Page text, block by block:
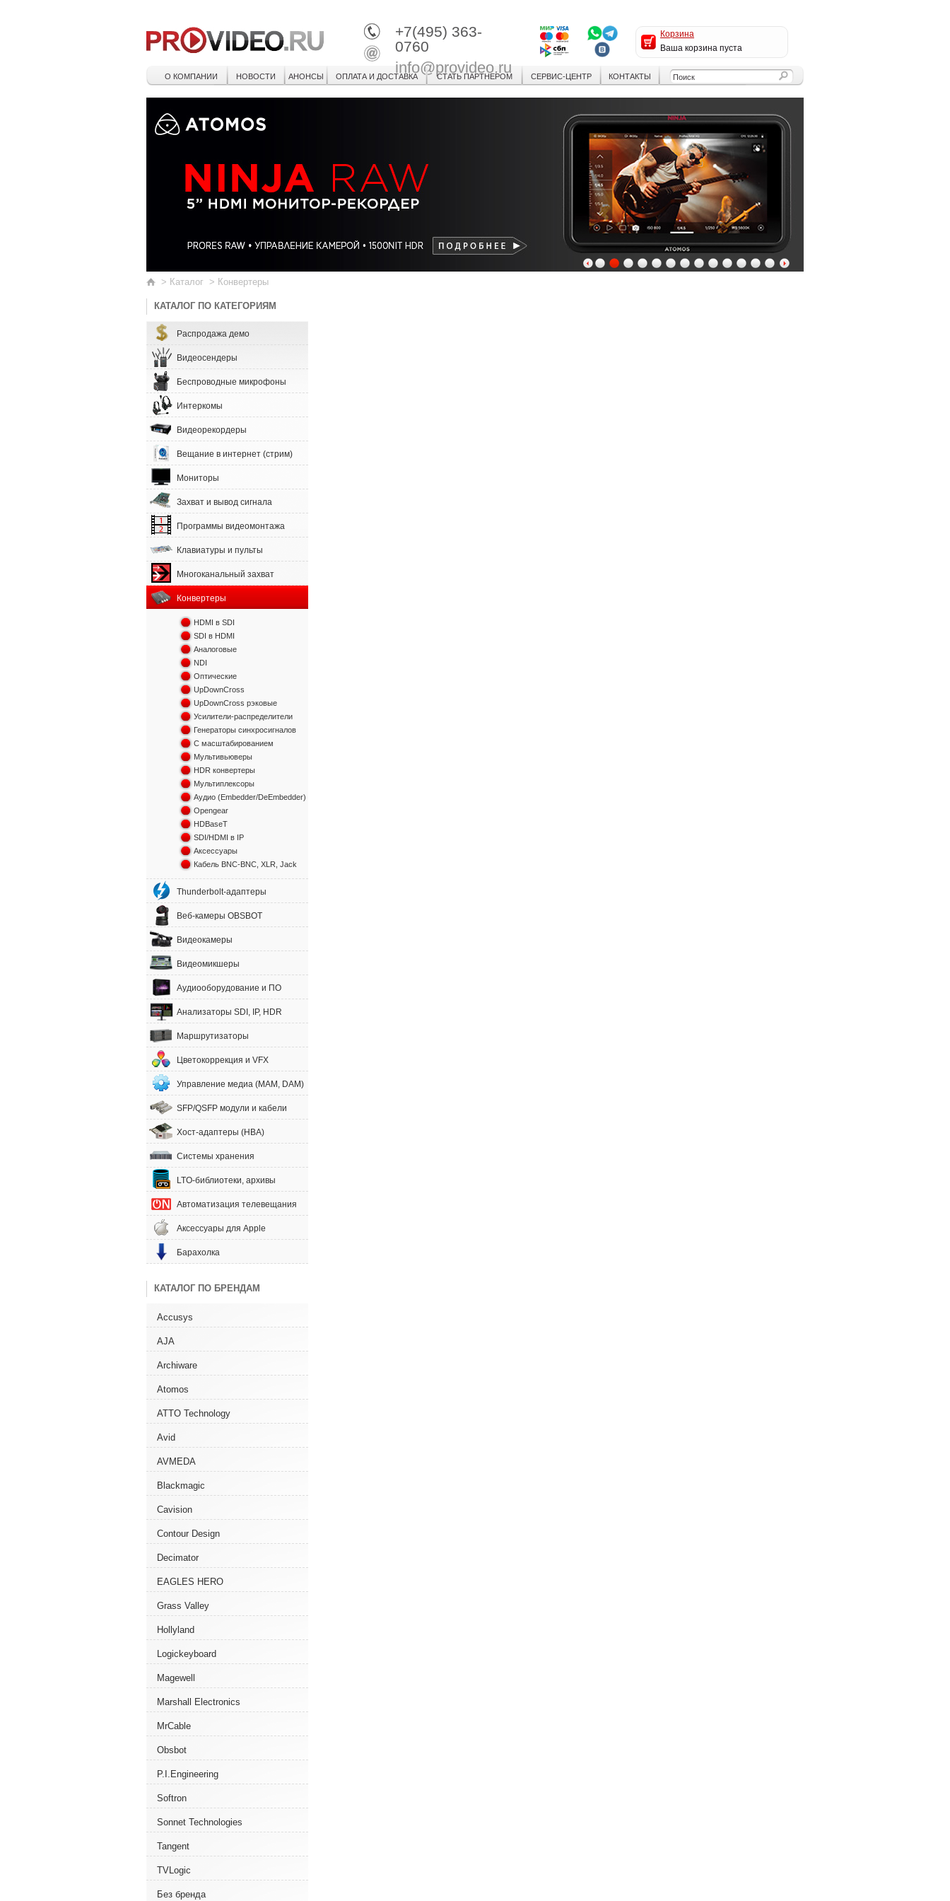
+7(495) 363-
0760
info@provideo.ru
Корзина
Ваша корзина пуста
О КОМПАНИИ НОВОСТИ АНОНСЫ ОПЛАТА И ДОСТАВКА СТАТЬ ПАРТНЕРОМ СЕРВИС-ЦЕНТР КОНТАКТЫ
1 2 3 4 5 6 7 8 9 10111213
> Каталог > Конвертеры
КАТАЛОГ ПО КАТЕГОРИЯМ
Распродажа демо
Видеосендеры
Беспроводные микрофоны
Интеркомы
Видеорекордеры
Вещание в интернет (стрим)
Мониторы
Захват и вывод сигнала
Программы видеомонтажа
Клавиатуры и пульты
Многоканальный захват
Конвертеры
HDMI в SDI
SDI в HDMI
Аналоговые
NDI
Оптические
UpDownCross
UpDownCross рэковые
Усилители-распределители
Генераторы синхросигналов
С масштабированием
Мультивьюверы
HDR конвертеры
Мультиплексоры
Аудио (Embedder/DeEmbedder)
Opengear
HDBaseT
SDI/HDMI в IP
Аксессуары
Кабель BNC-BNC, XLR, Jack
Thunderbolt-адаптеры
Веб-камеры OBSBOT
Видеокамеры
Видеомикшеры
Аудиооборудование и ПО
Анализаторы SDI, IP, HDR
Маршрутизаторы
Цветокоррекция и VFX
Управление медиа (MAM, DAM)
SFP/QSFP модули и кабели
Хост-адаптеры (HBA)
Системы хранения
LTO-библиотеки, архивы
Автоматизация телевещания
Аксессуары для Apple
Барахолка
КАТАЛОГ ПО БРЕНДАМ
Accusys
AJA
Archiware
Atomos
ATTO Technology
Avid
AVMEDA
Blackmagic
Cavision
Contour Design
Decimator
EAGLES HERO
Grass Valley
Hollyland
Logickeyboard
Magewell
Marshall Electronics
MrCable
Obsbot
P.I.Engineering
Softron
Sonnet Technologies
Tangent
TVLogic
Без бренда